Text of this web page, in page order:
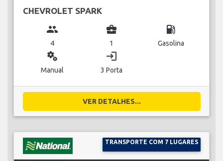
CHEVROLET SPARK
group
4
business_center
1
local_gas_station
Gasolina
miscellaneous_services
Manual
login
3 Porta
VER DETALHES...
TRANSPORTE COM 7 LUGARES